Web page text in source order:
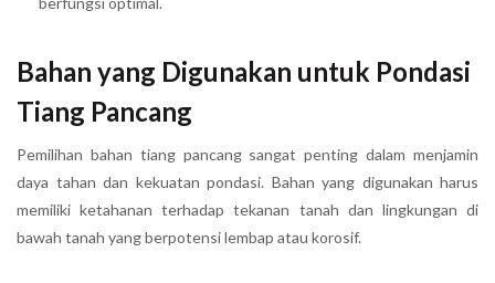
Bahan yang Digunakan untuk Pondasi
Tiang Pancang
Pemilihan bahan tiang pancang sangat penting dalam menjamin
daya tahan dan kekuatan pondasi. Bahan yang digunakan harus
memiliki ketahanan terhadap tekanan tanah dan lingkungan di
bawah tanah yang berpotensi lembap atau korosif.